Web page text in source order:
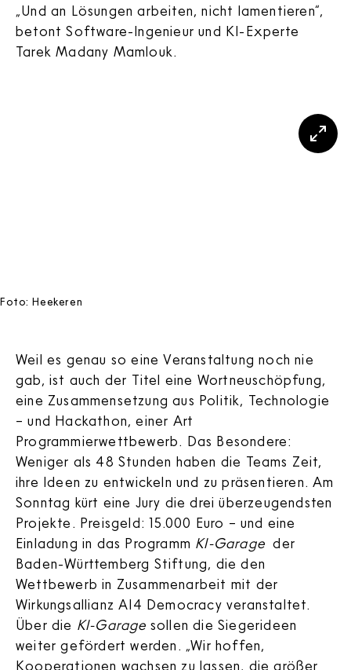
„Und an Lösungen arbeiten, nicht lamentieren“,
betont Software-Ingenieur und KI-Experte
Tarek Madany Mamlouk.
Foto: Heekeren
Weil es genau so eine Veranstaltung noch nie
gab, ist auch der Titel eine Wortneuschöpfung,
eine Zusammensetzung aus Politik, Technologie
– und Hackathon, einer Art
Programmierwettbewerb. Das Besondere:
Weniger als 48 Stunden haben die Teams Zeit,
ihre Ideen zu entwickeln und zu präsentieren. Am
Sonntag kürt eine Jury die drei überzeugendsten
Projekte. Preisgeld: 15.000 Euro – und eine
Einladung in das Programm KI-Garage der
Baden-Württemberg Stiftung, die den
Wettbewerb in Zusammenarbeit mit der
Wirkungsallianz AI4 Democracy veranstaltet.
Über die KI-Garage sollen die Siegerideen
weiter gefördert werden. „Wir hoffen,
Kooperationen wachsen zu lassen, die größer